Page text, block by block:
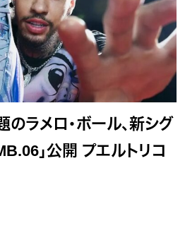
ラメロ・ボール、新シグ
」公開 プエルトリコ